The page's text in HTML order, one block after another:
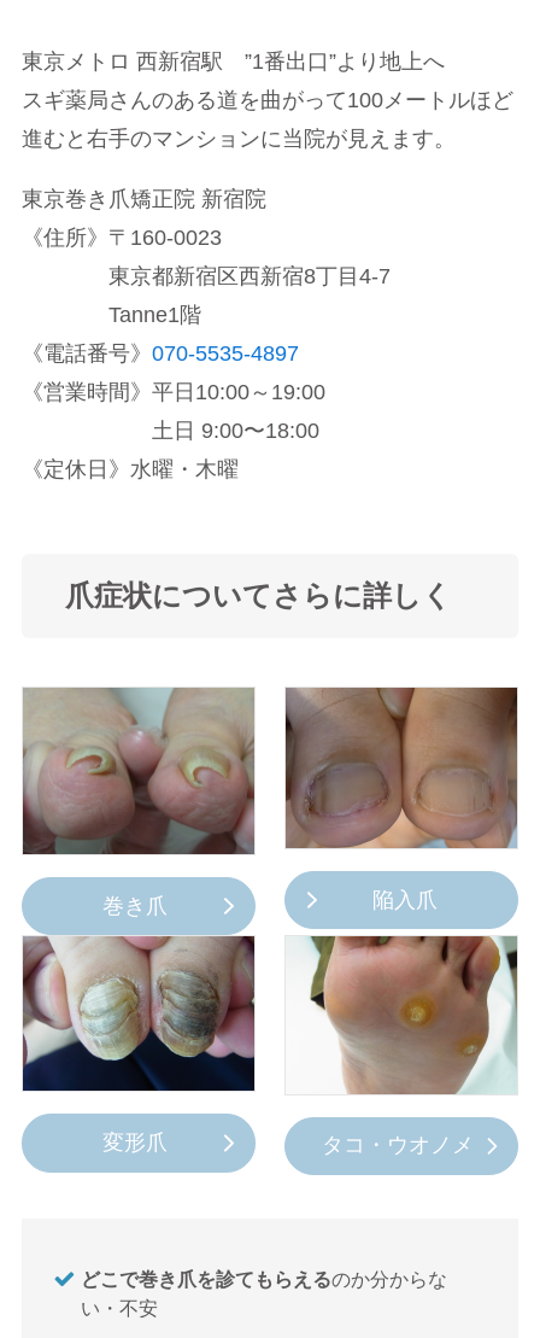
東京メトロ 西新宿駅 ”1番出口”より地上へ
スギ薬局さんのある道を曲がって100メートルほど
進むと右手のマンションに当院が見えます。
東京巻き爪矯正院 新宿院
《住所》〒160-0023
東京都新宿区西新宿8丁目4-7
Tanne1階
《電話番号》 070-5535-4897
《営業時間》平日10:00～19:00
土日 9:00〜18:00
《定休日》水曜・木曜
爪症状についてさらに詳しく
巻き爪 陥入爪
変形爪 タコ・ウオノメ
どこで巻き爪を診てもらえるのか分からな
い・不安